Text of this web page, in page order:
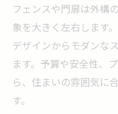
フェンスや門扉は外構
象を大きく左右します
デザインからモダンな
ます。予算や安全性、
ら、住まいの雰囲気に
す。